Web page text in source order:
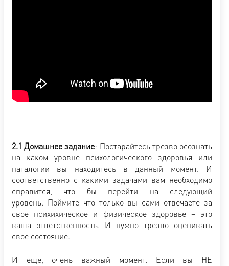
2.1 Домашнее задание: Постарайтесь трезво осознать
на каком уровне психологического здоровья или
паталогии вы находитесь в данный момент. И
соответственно с какими задачами вам необходимо
справится, что бы перейти на следующий
уровень. Поймите что только вы сами отвечаете за
свое психихическое и физическое здоровье – это
ваша ответственность. И нужно трезво оценивать
свое состояние.
И еще, очень важный момент. Если вы НЕ